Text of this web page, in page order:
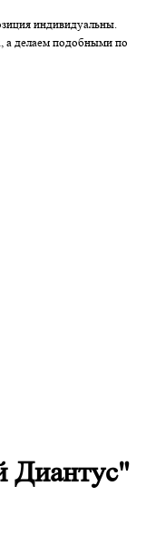
индивидуальны.
а делаем подобными по
Диантус"